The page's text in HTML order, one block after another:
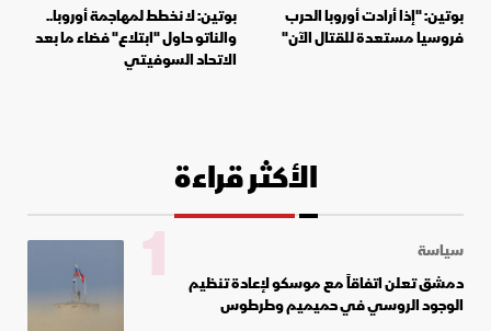
بوتين: "إذا أرادت أوروبا الحرب
فروسيا مستعدة للقتال الآن"
بوتين: لا نخطط لمهاجمة أوروبا..
والناتو حاول "ابتلاع" فضاء ما بعد
الاتحاد السوفيتي
الأكثر قراءة
سياسة
دمشق تعلن اتفاقاً مع موسكو لإعادة تنظيم
الوجود الروسي في حميميم وطرطوس
1